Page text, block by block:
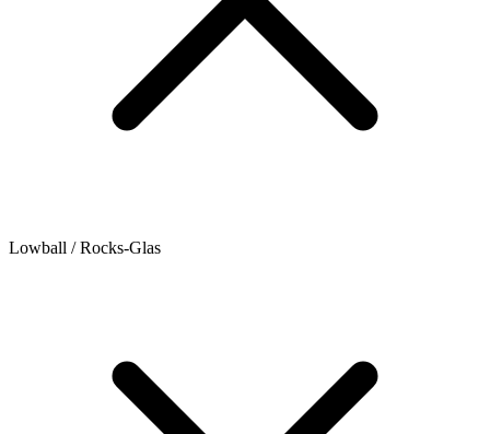
Lowball / Rocks-Glas